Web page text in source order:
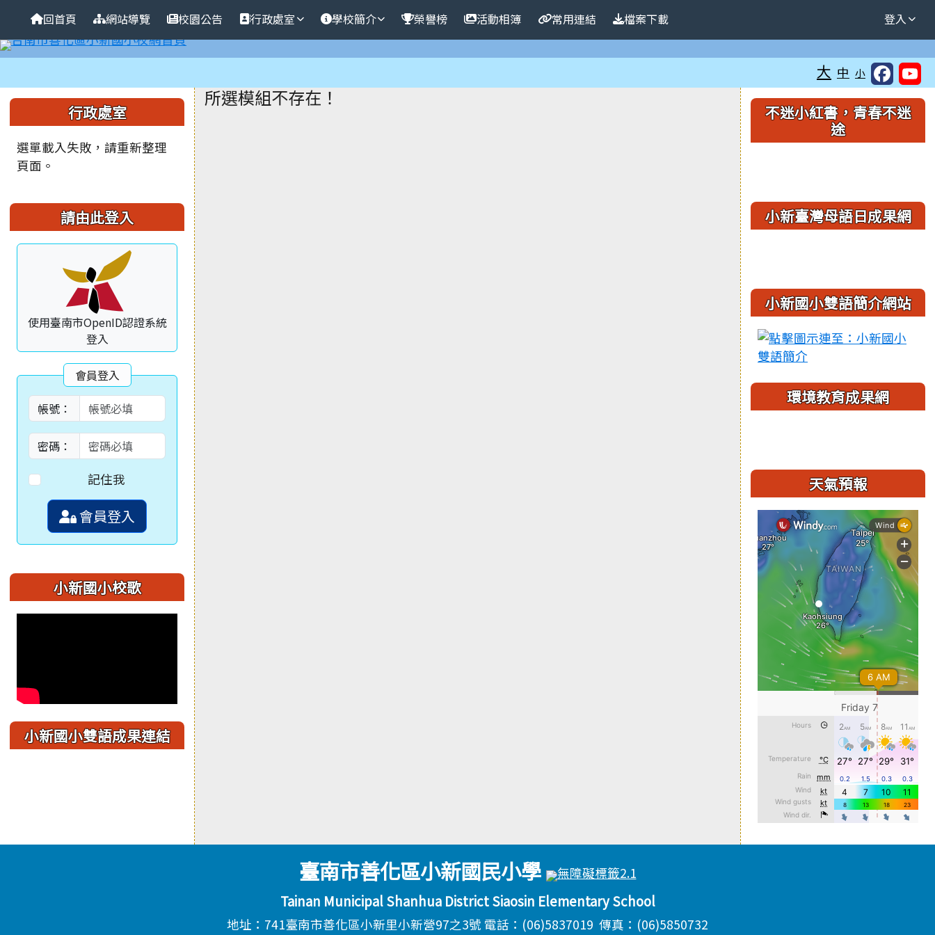
臺南市善化區小新國民小學
導覽列
回首頁 網站導覽 校園公告 行政處室 學校簡介 榮譽榜 活動相簿 常用連結 檔案下載 登入
大 中 小
左邊區域內容
行政處室
選單載入失敗，請重新整理
頁面。
請由此登入
使用臺南市OpenID認證系統
登入
會員登入
帳號：
密碼：
記住我
會員登入
小新國小校歌
小新國小雙語成果連結
主內容區域
所選模組不存在！ 右邊區域內容
不迷小紅書，青春不迷
途
小新臺灣母語日成果網
小新國小雙語簡介網站
環境教育成果網
天氣預報
頁尾區域
臺南市善化區小新國民小學
Tainan Municipal Shanhua District Siaosin Elementary School
地址：741臺南市善化區小新里小新營97之3號 電話：(06)5837019 傳真：(06)5850732